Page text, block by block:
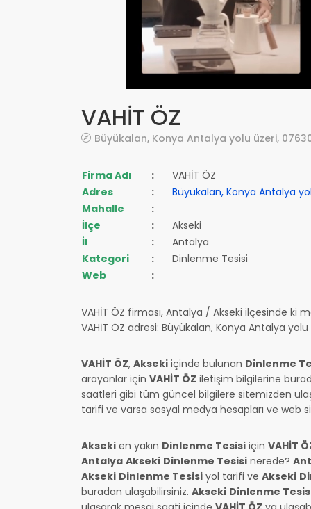
VAHİT ÖZ
Büyükalan, Konya Antalya yolu üzeri,
Firma Adı :
VAHİT ÖZ
Adres
:
Büyükalan, Konya Antalya
Mahalle
:
İlçe
:
Akseki
İl
:
Antalya
Kategori
:
Dinlenme Tesisi
Web
:
VAHİT ÖZ firması, Antalya / Akseki ilçesinde
VAHİT ÖZ adresi: Büyükalan, Konya Antalya
VAHİT ÖZ, Akseki içinde bulunan Dinlenme
arayanlar için VAHİT ÖZ iletişim bilgilerine
saatleri gibi tüm güncel bilgilere sitemizden
tarifi ve varsa sosyal medya hesapları ve web
Akseki en yakın Dinlenme Tesisi için VAHİT
Antalya Akseki Dinlenme Tesisi nerede?
Akseki Dinlenme Tesisi yol tarifi ve Akseki
buradan ulaşabilirsiniz. Akseki Dinlenme